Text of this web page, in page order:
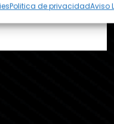
Politica de privacidadAviso